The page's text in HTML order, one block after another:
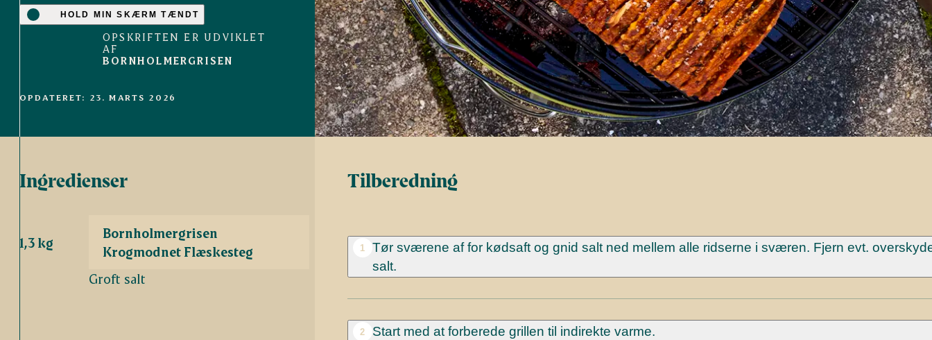
HOLD MIN SKÆRM TÆNDT
Ant onius
OPSKRIFTEN ER UDVIKLET
AF
BORNHOLMERGRISEN
OPDATERET: 23. MARTS 2026
Ingredienser
1,3 kg
Bornholmergrisen
Krogmodnet Flæskesteg
Groft salt
Tilberedning
1
Tør sværene af for kødsaft og gnid salt ned mellem alle ridserne i sværen. Fjern evt.
salt.
2 Start med at forberede grillen til indirekte varme.